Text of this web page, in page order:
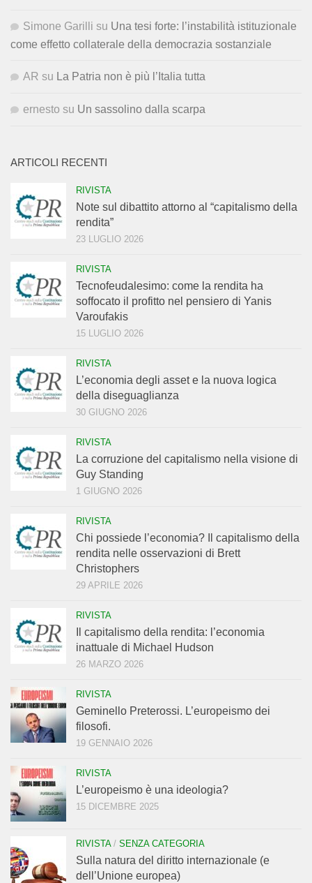
Simone Garilli su Una tesi forte: l’instabilità istituzionale
come effetto collaterale della democrazia sostanziale
AR su La Patria non è più l’Italia tutta
ernesto su Un sassolino dalla scarpa
ARTICOLI RECENTI
RIVISTA
Note sul dibattito attorno al “capitalismo della
rendita”
23 LUGLIO 2026
RIVISTA
Tecnofeudalesimo: come la rendita ha
soffocato il profitto nel pensiero di Yanis
Varoufakis
15 LUGLIO 2026
RIVISTA
L’economia degli asset e la nuova logica
della diseguaglianza
30 GIUGNO 2026
RIVISTA
La corruzione del capitalismo nella visione di
Guy Standing
1 GIUGNO 2026
RIVISTA
Chi possiede l’economia? Il capitalismo della
rendita nelle osservazioni di Brett
Christophers
29 APRILE 2026
RIVISTA
Il capitalismo della rendita: l’economia
inattuale di Michael Hudson
26 MARZO 2026
RIVISTA
Geminello Preterossi. L’europeismo dei
filosofi.
19 GENNAIO 2026
RIVISTA
L’europeismo è una ideologia?
15 DICEMBRE 2025
RIVISTA/ SENZA CATEGORIA
Sulla natura del diritto internazionale (e
dell’Unione europea)